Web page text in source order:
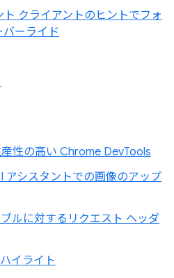
クライアントのヒントでフォ
ーライド
性の高い Chrome DevTools
アシスタントでの画像のアップ
ルに対するリクエスト ヘッダ
イライト